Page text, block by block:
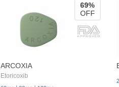
ARCOXIA
Etoricoxib
69%
OFF